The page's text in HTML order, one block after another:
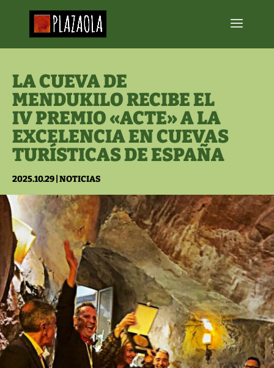
LA CUEVA DE
MENDUKILO RECIBE EL
IV PREMIO «ACTE» A LA
EXCELENCIA EN CUEVAS
TURÍSTICAS DE ESPAÑA
2025.10.29 NOTICIAS